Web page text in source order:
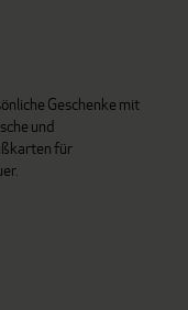
Geschenke mit
und
für